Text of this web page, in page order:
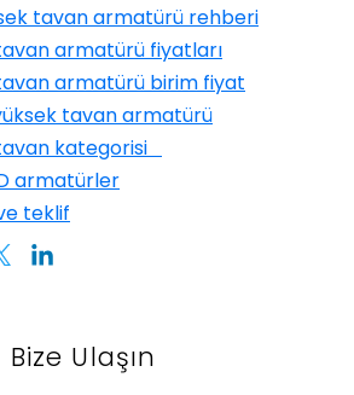
tavan armatürü rehberi
armatürü fiyatları
armatürü birim fiyat
tavan armatürü
kategorisi
armatürler
teklif
Bize Ulaşın